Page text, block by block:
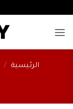
الرئيسية /